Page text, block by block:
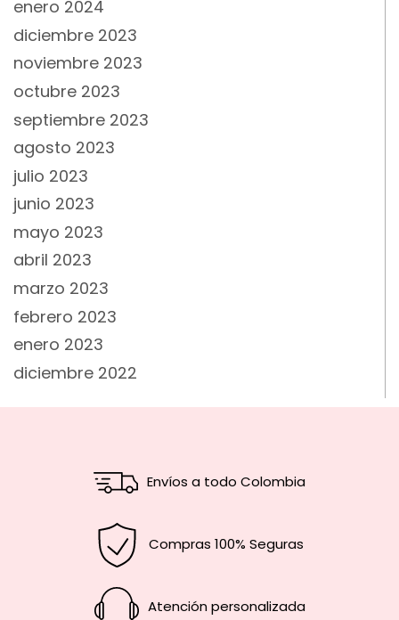
enero 2024
diciembre 2023
noviembre 2023
octubre 2023
septiembre 2023
agosto 2023
julio 2023
junio 2023
mayo 2023
abril 2023
marzo 2023
febrero 2023
enero 2023
diciembre 2022
Envíos a todo Colombia
Compras 100% Seguras
Atención personalizada